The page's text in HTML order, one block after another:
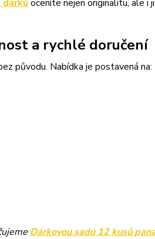
dárkůoceníte nejen originalitu, ale i
a rychlé doručení
původu. Nabídka je postavená na:
Dárkovou sadu 12 kusů